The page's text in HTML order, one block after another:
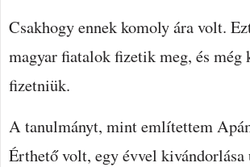
Csakhogy ennek komoly ára volt.
magyar fiatalok fizetik meg, és
fizetniük.
A tanulmányt, mint említettem
Érthető volt, egy évvel